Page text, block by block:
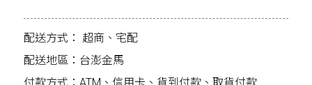
配送方式： 超商、宅配
配送地區：台澎金馬